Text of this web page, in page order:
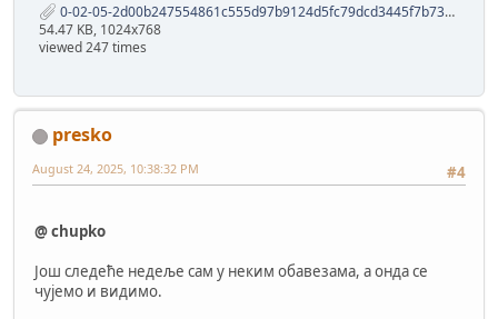
0-02-05-2d00b247554861c555d97b9124d5fc79dcd3445f7b73d2992699b1732456afe1_21d69260baf.jpg
54.47 KB, 1024x768
viewed 247 times
presko
#4
August 24, 2025, 10:38:32 PM
@ chupko
Још следеће недеље сам у неким обавезама, а онда се
чујемо и видимо.